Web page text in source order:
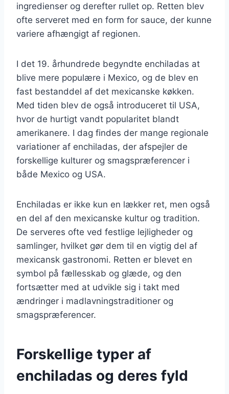
ingredienser og derefter rullet op. Retten blev
ofte serveret med en form for sauce, der kunne
variere afhængigt af regionen.
I det 19. århundrede begyndte enchiladas at
blive mere populære i Mexico, og de blev en
fast bestanddel af det mexicanske køkken.
Med tiden blev de også introduceret til USA,
hvor de hurtigt vandt popularitet blandt
amerikanere. I dag findes der mange regionale
variationer af enchiladas, der afspejler de
forskellige kulturer og smagspræferencer i
både Mexico og USA.
Enchiladas er ikke kun en lækker ret, men også
en del af den mexicanske kultur og tradition.
De serveres ofte ved festlige lejligheder og
samlinger, hvilket gør dem til en vigtig del af
mexicansk gastronomi. Retten er blevet en
symbol på fællesskab og glæde, og den
fortsætter med at udvikle sig i takt med
ændringer i madlavningstraditioner og
smagspræferencer.
Forskellige typer af
enchiladas og deres fyld